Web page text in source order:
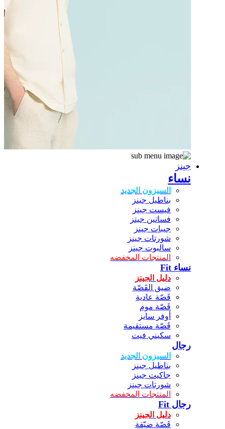
جينز
نساء
السيزون الجديد
بناطيل جينز
فيست جينز
فساتين جيتز
جيبات جينز
شورتات جينز
سالبوت جينز
المنتجات المخفضه
نساء Fit
دليل الجينز
ضيق القَصّة
قَصّة عادية
قَصّة موم
أوفر سايز
قَصّة مستقيمة
سكيني فيت
رجال
السيزون الجديد
بناطيل جينز
جاكيت جينز
شورتات جينز
المنتجات المخفضه
رجال Fit
دليل الجينز
قَصّة ضيّقة